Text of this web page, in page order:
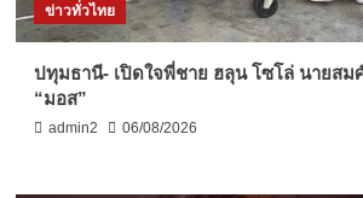
ข่าวทั่วไทย
ปทุมธานี- เปิดใจพี่ชาย ฮลุน โซโล่ นายสม
“มอส”
admin2 06/08/2026